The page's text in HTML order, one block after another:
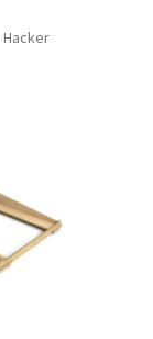
Hacker